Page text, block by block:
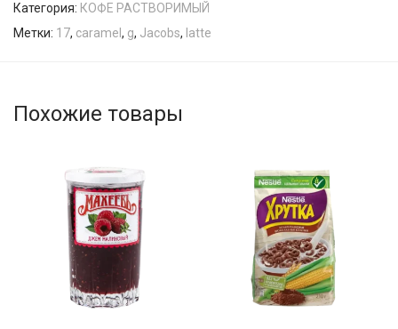
Категория: КОФЕ РАСТВОРИМЫЙ
Метки: 17, caramel , g, Jacobs, latte
Похожие товары